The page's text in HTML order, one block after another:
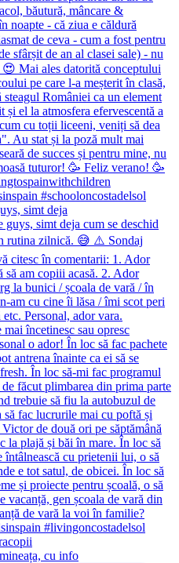
simt deja
cu info